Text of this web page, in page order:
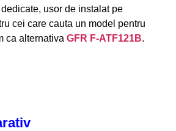
usor de instalat pe
cei care cauta un model pentru
ca alternativa GFR F-ATF121B.